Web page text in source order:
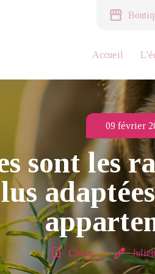
storefront
Accueil
09 février
sont les
bookmark_border Chien edit